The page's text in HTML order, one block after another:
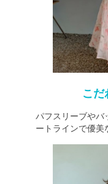
こだ
パフスリーブやバ
ートラインで優美